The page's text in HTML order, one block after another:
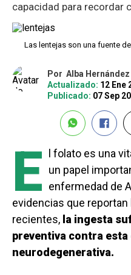
capacidad para recordar
Las lentejas son una fuente
Por Alba Hernández
Actualizado: 12 Ene
Publicado: 07 Sep
E
l folato es una
un papel
enfermedad de
evidencias que
recientes, la ingesta
preventiva contra esta
neurodegenerativa.